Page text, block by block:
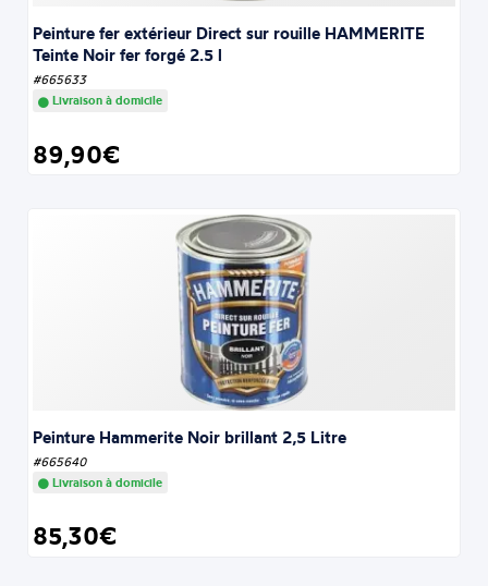
Peinture fer extérieur Direct sur rouille HAMMERITE
Teinte Noir fer forgé 2.5 l
#665633
Livraison à domicile
89,90€
Peinture Hammerite Noir brillant 2,5 Litre
#665640
Livraison à domicile
85,30€